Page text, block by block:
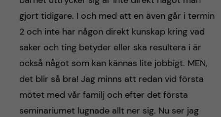
gjort tidigare. I och med att en även går i termin
2 och inte har någon direkt kunskap kring vad
saker och ting betyder eller ska resultera i är
också något som kan kännas lite jobbigt. MEN,
det blir så bra! Jag minns att redan vid första
mötet med vår familj och efter det första
seminariumet lugnade allt ner sig. Nu ser jag